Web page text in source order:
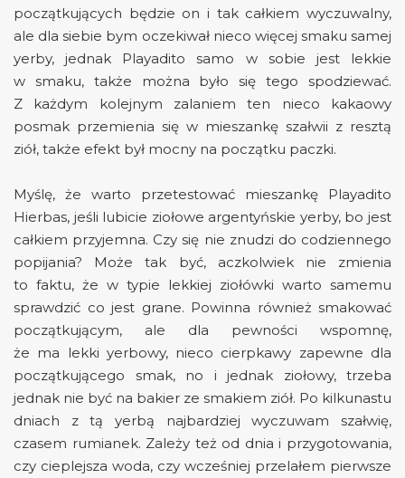
początkujących będzie on i tak całkiem wyczuwalny,
ale dla siebie bym oczekiwał nieco więcej smaku samej
yerby, jednak Playadito samo w sobie jest lekkie
w smaku, także można było się tego spodziewać.
Z każdym kolejnym zalaniem ten nieco kakaowy
posmak przemienia się w mieszankę szałwii z resztą
ziół, także efekt był mocny na początku paczki.
Myślę, że warto przetestować mieszankę Playadito
Hierbas, jeśli lubicie ziołowe argentyńskie yerby, bo jest
całkiem przyjemna. Czy się nie znudzi do codziennego
popijania? Może tak być, aczkolwiek nie zmienia
to faktu, że w typie lekkiej ziołówki warto samemu
sprawdzić co jest grane. Powinna również smakować
początkującym, ale dla pewności wspomnę,
że ma lekki yerbowy, nieco cierpkawy zapewne dla
początkującego smak, no i jednak ziołowy, trzeba
jednak nie być na bakier ze smakiem ziół. Po kilkunastu
dniach z tą yerbą najbardziej wyczuwam szałwię,
czasem rumianek. Zależy też od dnia i przygotowania,
czy cieplejsza woda, czy wcześniej przelałem pierwsze